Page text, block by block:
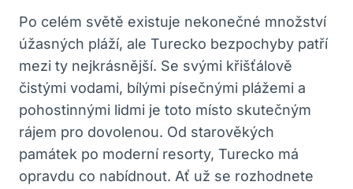
Po celém světě ​existuje nekonečné množství
⁣úžasných pláží, ​ale Turecko bezpochyby patří
mezi ty ‌nejkrásnější. ‌Se svými ⁤křišťálově
⁤čistými ⁤vodami, bílými písečnými plážemi a
pohostinnými lidmi je toto místo skutečným
⁢rájem pro dovolenou. Od starověkých
památek‌ po moderní ⁢resorty, Turecko⁤ má
opravdu co nabídnout. Ať ⁤už se ​rozhodnete